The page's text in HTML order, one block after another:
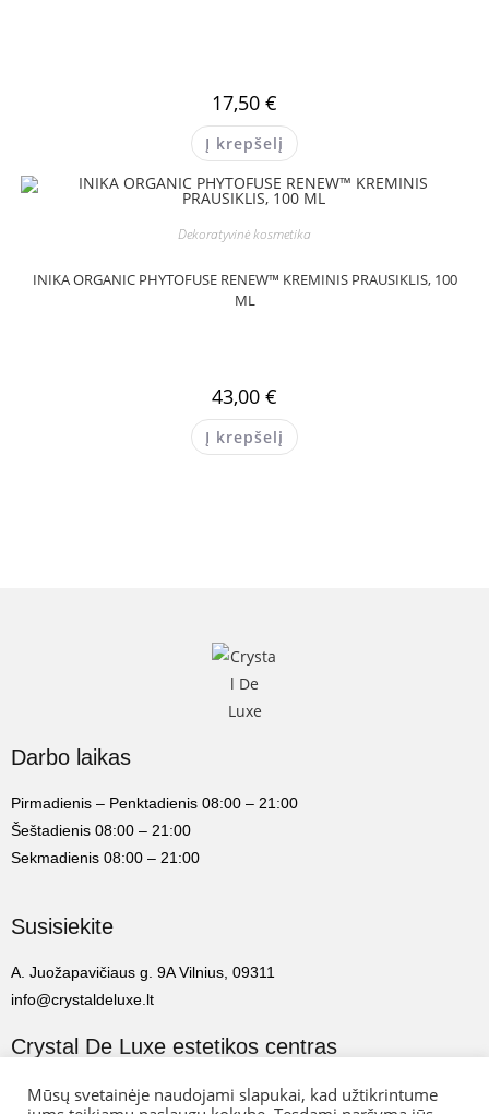
17,50 €
Į krepšelį
Dekoratyvinė kosmetika
INIKA ORGANIC PHYTOFUSE RENEW™ KREMINIS PRAUSIKLIS, 100
ML
43,00 €
Į krepšelį
Darbo laikas
Pirmadienis – Penktadienis 08:00 – 21:00
Šeštadienis 08:00 – 21:00
Sekmadienis 08:00 – 21:00
Susisiekite
A. Juožapavičiaus g. 9A Vilnius, 09311
info@crystaldeluxe.lt
Crystal De Luxe estetikos centras
2022 Crystal De Luxe estetikos centras. Visos teisės saugomos.
Mūsų svetainėje naudojami slapukai, kad užtikrintume